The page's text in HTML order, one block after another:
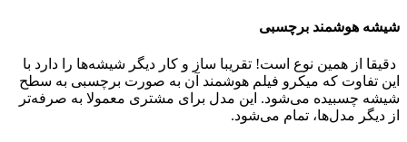
شیشه هوشمند برچسبی
دقیقا از همین نوع است! تقریبا ساز و کار دیگر شیشه‌ها را دارد با
این تفاوت که میکرو فیلم هوشمند آن به صورت برچسبی به سطح
شیشه چسبیده می‌شود. این مدل برای مشتری معمولا به صرفه‌تر
از دیگر مدل‌ها، تمام می‌شود.